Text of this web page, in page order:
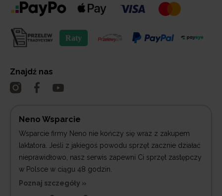
Znajdź nas
Neno Wsparcie
Wsparcie firmy Neno nie kończy się wraz z zakupem
laktatora. Jeśli z jakiegoś powodu sprzęt zacznie działać
nieprawidłowo, nasz serwis zapewni Ci sprzęt zastępczy
w Polsce w ciągu 48 godzin.
Poznaj szczegóły »